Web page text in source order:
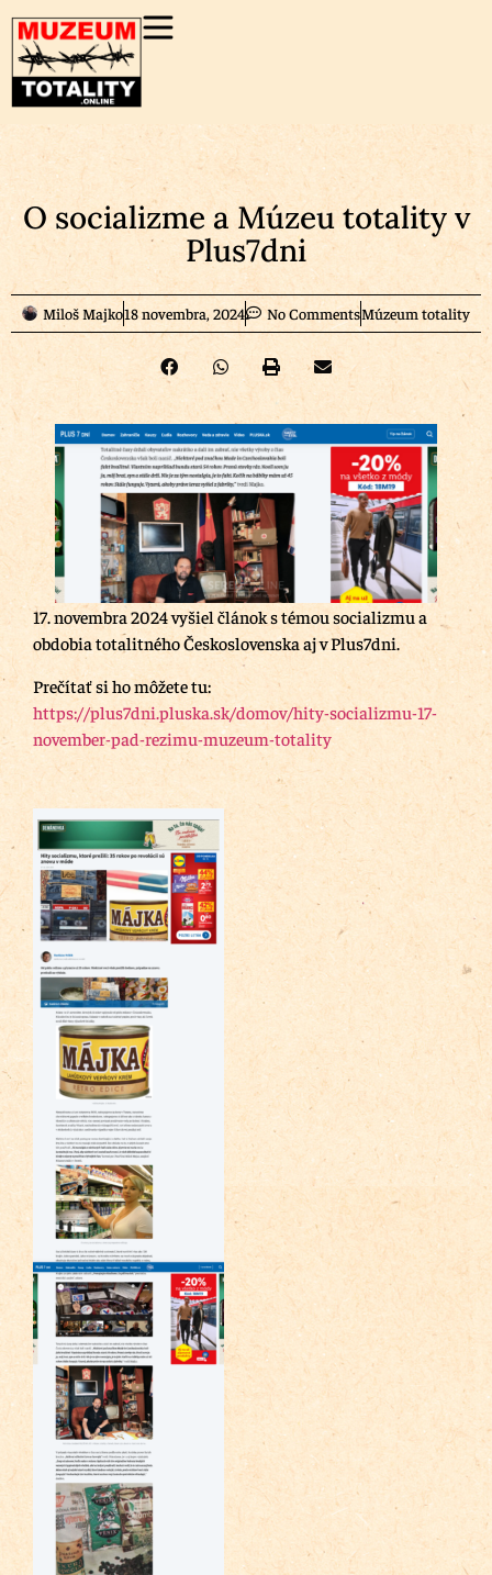
O socializme a Múzeu totality v
Plus7dni
Miloš Majko18 novembra, 2024 No CommentsMúzeum totality
17. novembra 2024 vyšiel článok s témou socializmu a
obdobia totalitného Československa aj v Plus7dni.
Prečítať si ho môžete tu:
https://plus7dni.pluska.sk/domov/hity-socializmu-17-
november-pad-rezimu-muzeum-totality